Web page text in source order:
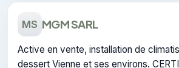
MS MGM SARL
Active en vente, installation de
dessert Vienne et ses environs.